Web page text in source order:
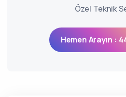
Özel Teknik
Hemen Arayın :